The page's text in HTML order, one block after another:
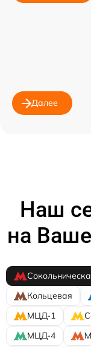
Далее
Наш
на
Кольцевая
МЦД-1
МЦД-4